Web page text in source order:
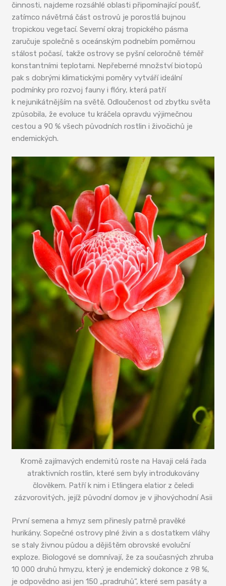
činnosti, najdeme rozsáhlé oblasti připomínající poušť,
zatímco návětrná část ostrovů je porostlá bujnou
tropickou vegetací. Severní okraj tropického pásma
zaručuje společně s oceánským podnebím poměrnou
stálost počasí, takže ostrovy se pyšní celoročně téměř
konstantními teplotami. Nepřeberné množství biotopů
pak s dobrými klimatickými poměry vytváří ideální
podmínky pro rozvoj fauny i flóry, která patří
k nejunikátnějším na světě. Odloučenost od zbytku světa
způsobila, že evoluce tu kráčela opravdu výjimečnou
cestou a 90 % všech původních rostlin i živočichů je
endemických.
Kromě zajímavých endemitů roste na Havaji celá řada
atraktivních rostlin, které sem byly introdukovány
člověkem. Patří k nim i Etlingera elatior z čeledi
zázvorovitých, jejíž původní domov je v jihovýchodní Asii
První semena a hmyz sem přinesly patrně pravěké
hurikány. Sopečné ostrovy plné živin a s dostatkem vláhy
se staly živnou půdou a dějištěm obrovské evoluční
exploze. Biologové se domnívají, že za současných zhruba
10 000 druhů hmyzu, který je endemický dokonce z 98 %,
je odpovědno asi jen 150 „pradruhů“, které sem pasáty a